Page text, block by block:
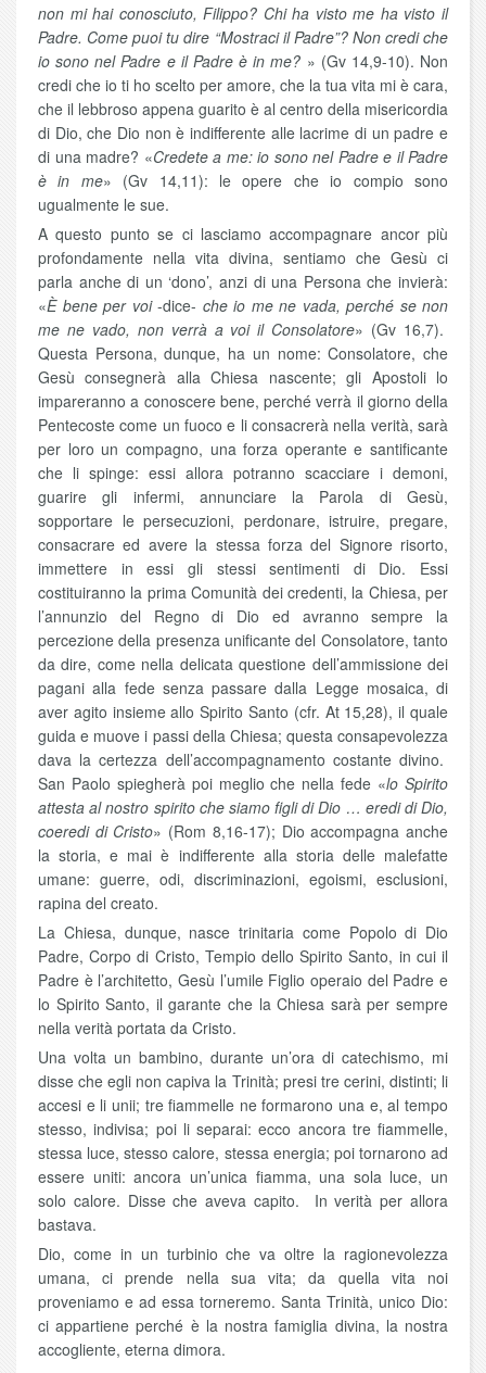
non mi hai conosciuto, Filippo? Chi ha visto me ha visto il
Padre. Come puoi tu dire “Mostraci il Padre”? Non credi che
io sono nel Padre e il Padre è in me? » (Gv 14,9-10). Non
credi che io ti ho scelto per amore, che la tua vita mi è cara,
che il lebbroso appena guarito è al centro della misericordia
di Dio, che Dio non è indifferente alle lacrime di un padre e
di una madre? «Credete a me: io sono nel Padre e il Padre
è in me» (Gv 14,11): le opere che io compio sono
ugualmente le sue.
A questo punto se ci lasciamo accompagnare ancor più
profondamente nella vita divina, sentiamo che Gesù ci
parla anche di un ‘dono’, anzi di una Persona che invierà:
«È bene per voi -dice- che io me ne vada, perché se non
me ne vado, non verrà a voi il Consolatore» (Gv 16,7).
Questa Persona, dunque, ha un nome: Consolatore, che
Gesù consegnerà alla Chiesa nascente; gli Apostoli lo
impareranno a conoscere bene, perché verrà il giorno della
Pentecoste come un fuoco e li consacrerà nella verità, sarà
per loro un compagno, una forza operante e santificante
che li spinge: essi allora potranno scacciare i demoni,
guarire gli infermi, annunciare la Parola di Gesù,
sopportare le persecuzioni, perdonare, istruire, pregare,
consacrare ed avere la stessa forza del Signore risorto,
immettere in essi gli stessi sentimenti di Dio. Essi
costituiranno la prima Comunità dei credenti, la Chiesa, per
l’annunzio del Regno di Dio ed avranno sempre la
percezione della presenza unificante del Consolatore, tanto
da dire, come nella delicata questione dell’ammissione dei
pagani alla fede senza passare dalla Legge mosaica, di
aver agito insieme allo Spirito Santo (cfr. At 15,28), il quale
guida e muove i passi della Chiesa; questa consapevolezza
dava la certezza dell’accompagnamento costante divino.
San Paolo spiegherà poi meglio che nella fede «lo Spirito
attesta al nostro spirito che siamo figli di Dio … eredi di Dio,
coeredi di Cristo» (Rom 8,16-17); Dio accompagna anche
la storia, e mai è indifferente alla storia delle malefatte
umane: guerre, odi, discriminazioni, egoismi, esclusioni,
rapina del creato.
La Chiesa, dunque, nasce trinitaria come Popolo di Dio
Padre, Corpo di Cristo, Tempio dello Spirito Santo, in cui il
Padre è l’architetto, Gesù l’umile Figlio operaio del Padre e
lo Spirito Santo, il garante che la Chiesa sarà per sempre
nella verità portata da Cristo.
Una volta un bambino, durante un’ora di catechismo, mi
disse che egli non capiva la Trinità; presi tre cerini, distinti; li
accesi e li unii; tre fiammelle ne formarono una e, al tempo
stesso, indivisa; poi li separai: ecco ancora tre fiammelle,
stessa luce, stesso calore, stessa energia; poi tornarono ad
essere uniti: ancora un’unica fiamma, una sola luce, un
solo calore. Disse che aveva capito. In verità per allora
bastava.
Dio, come in un turbinio che va oltre la ragionevolezza
umana, ci prende nella sua vita; da quella vita noi
proveniamo e ad essa torneremo. Santa Trinità, unico Dio:
ci appartiene perché è la nostra famiglia divina, la nostra
accogliente, eterna dimora.